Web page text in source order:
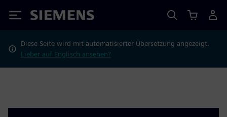
Siemens
Diese Seite wird mit automatisierter Übersetzung angezeigt.
Lieber auf Englisch ansehen?